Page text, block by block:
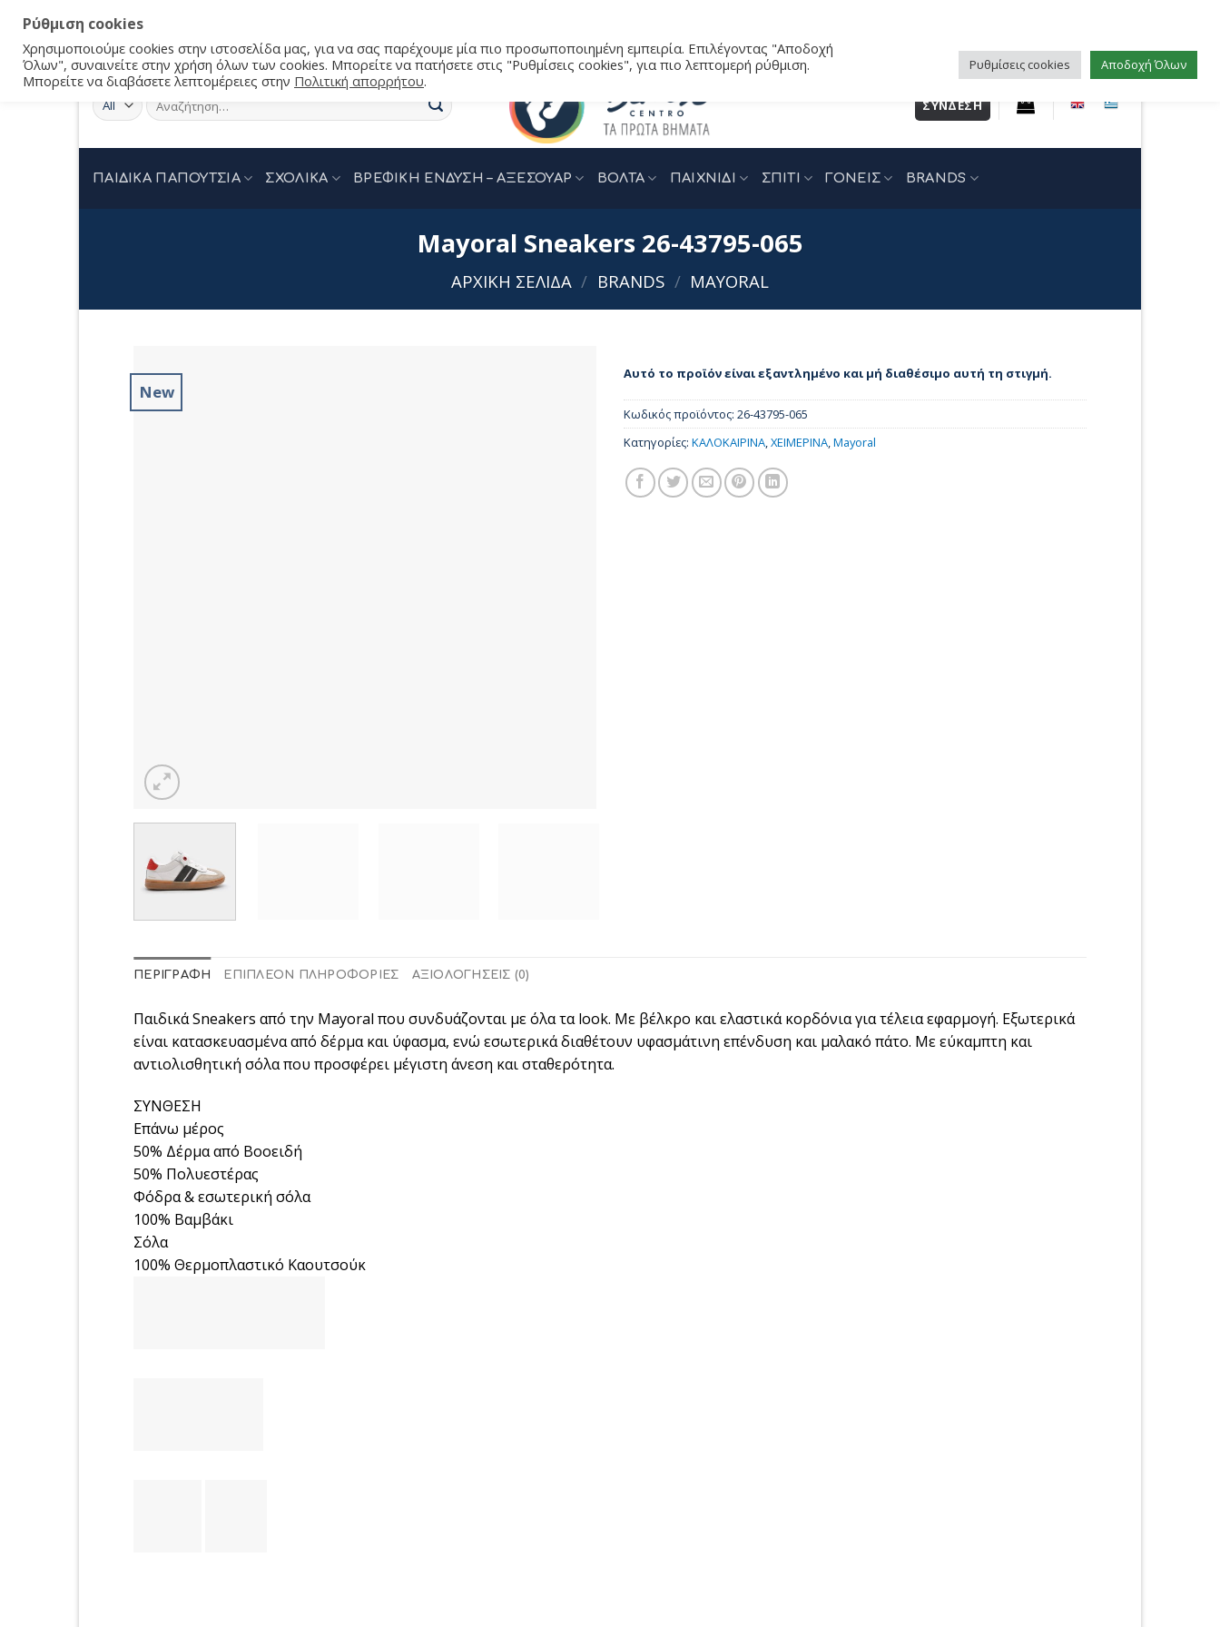
Αναζήτηση
για:
ΣΎΝΔΕΣΗ
ΠΑΙΔΙΚΑ ΠΑΠΟΥΤΣΙΑ ΣΧΟΛΙΚΑ ΒΡΕΦΙΚΗ ΕΝΔΥΣΗ – ΑΞΕΣΟΥΑΡ ΒΟΛΤΑ ΠΑΙΧΝΙΔΙ ΣΠΙΤΙ ΓΟΝΕΙΣ BRANDS
Mayoral Sneakers 26-43795-065
ΑΡΧΙΚΉ ΣΕΛΊΔΑ / BRANDS / MAYORAL
New
Αυτό το προϊόν είναι εξαντλημένο και μή διαθέσιμο αυτή τη στιγμή.
Κωδικός προϊόντος: 26-43795-065
Κατηγορίες: ΚΑΛΟΚΑΙΡΙΝΑ,ΧΕΙΜΕΡΙΝΑ,Mayoral
ΠΕΡΙΓΡΑΦΉ ΕΠΙΠΛΈΟΝ ΠΛΗΡΟΦΟΡΊΕΣ ΑΞΙΟΛΟΓΉΣΕΙΣ (0)
Παιδικά Sneakers από την Mayoral που συνδυάζονται με όλα τα look. Με βέλκρο και ελαστικά κορδόνια για τέλεια εφαρμογή. Εξωτερικά
είναι κατασκευασμένα από δέρμα και ύφασμα, ενώ εσωτερικά διαθέτουν υφασμάτινη επένδυση και μαλακό πάτο. Με εύκαμπτη και
αντιολισθητική σόλα που προσφέρει μέγιστη άνεση και σταθερότητα.
ΣΥΝΘΕΣΗ
Επάνω μέρος
50% Δέρμα από Βοοειδή
50% Πολυεστέρας
Φόδρα & εσωτερική σόλα
100% Βαμβάκι
Σόλα
100% Θερμοπλαστικό Καουτσούκ
Ρύθμιση cookies
Χρησιμοποιούμε cookies στην ιστοσελίδα μας, για να σας παρέχουμε μία πιο προσωποποιημένη εμπειρία. Επιλέγοντας "Αποδοχή
Όλων", συναινείτε στην χρήση όλων των cookies. Μπορείτε να πατήσετε στις "Ρυθμίσεις cookies", για πιο λεπτομερή ρύθμιση.
Μπορείτε να διαβάσετε λεπτομέρειες στην Πολιτική απορρήτου.
Ρυθμίσεις cookies Αποδοχή Όλων